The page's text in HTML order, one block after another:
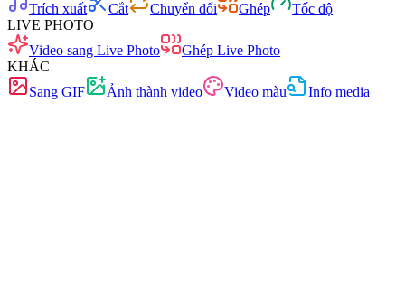
Trích xuất
Cắt Chuyển đổi Ghép
Tốc độ
LIVE PHOTO
Video sang Live Photo
Ghép Live Photo
KHÁC
Sang GIF
Ảnh thành video Video màu
Info media